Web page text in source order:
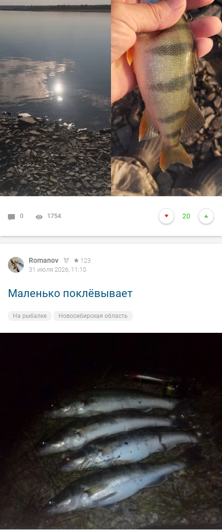
0 1754 20
Romanov
123
31 июля 2026, 11:10
Маленько поклёвывает
На рыбалке Новосибирская область